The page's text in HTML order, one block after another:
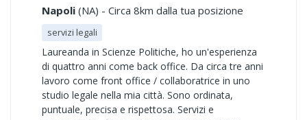
Napoli (NA) - Circa 8km dalla tua posizione
servizi legali
Laureanda in Scienze Politiche, ho un'esperienza
di quattro anni come back office. Da circa tre anni
lavoro come front office / collaboratrice in uno
studio legale nella mia città. Sono ordinata,
puntuale, precisa e rispettosa. Servizi e